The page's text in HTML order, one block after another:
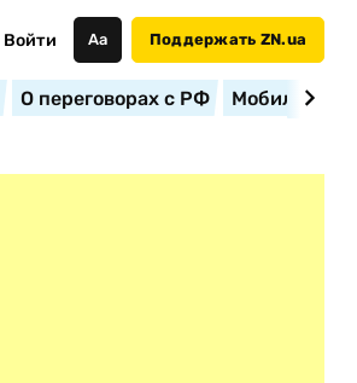
Войти Аа Поддержать ZN.ua
О переговорах с РФ